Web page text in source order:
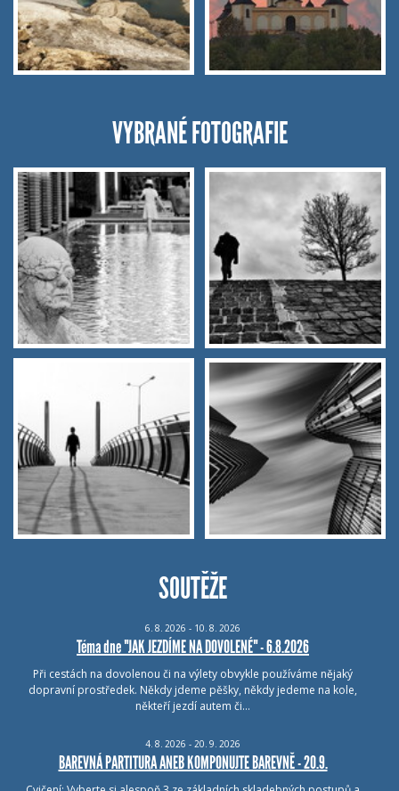
VYBRANÉ FOTOGRAFIE
SOUTĚŽE
6. 8. 2026 - 10. 8. 2026
Téma dne "JAK JEZDÍME NA DOVOLENÉ" - 6.8.2026
Při cestách na dovolenou či na výlety obvykle používáme nějaký
dopravní prostředek. Někdy jdeme pěšky, někdy jedeme na kole,
někteří jezdí autem či…
4. 8. 2026 - 20. 9. 2026
BAREVNÁ PARTITURA ANEB KOMPONUJTE BAREVNĚ - 20.9.